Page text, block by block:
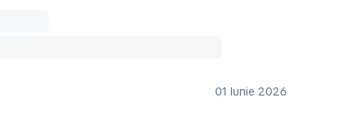
01 Iunie 2026